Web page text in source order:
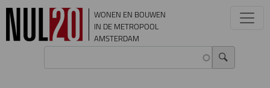
Overslaan en naar de inhoud gaan
WONEN EN BOUWEN
IN DE METROPOOL
AMSTERDAM